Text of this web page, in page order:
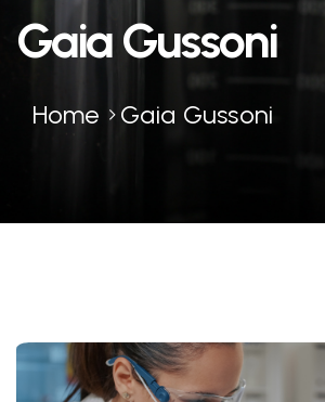
Gaia Gussoni
Home Gaia Gussoni